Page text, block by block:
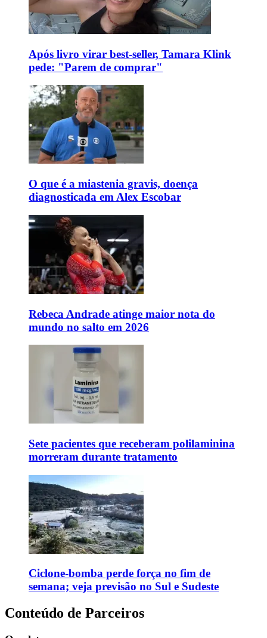
Após livro virar best-seller, Tamara Klink
pede: "Parem de comprar"
O que é a miastenia gravis, doença
diagnosticada em Alex Escobar
Rebeca Andrade atinge maior nota do
mundo no salto em 2026
Sete pacientes que receberam polilaminina
morreram durante tratamento
Ciclone-bomba perde força no fim de
semana; veja previsão no Sul e Sudeste
Conteúdo de Parceiros